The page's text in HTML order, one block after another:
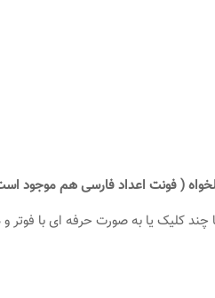
( فونت اعداد فارسی هم موجود
چند کلیک یا به صورت حرفه ای با فوتر